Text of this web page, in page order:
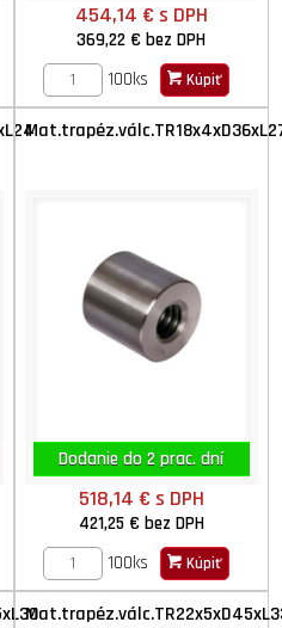
454,14 € s DPH
369,22 €bez DPH
100ks
Kúpiť
Dodanie do 2 prac. dní
518,14 € s DPH
421,25 € bez DPH
100ks
Kúpiť